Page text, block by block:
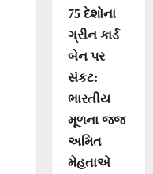
75 દેશોના
ગ્રીન કાર્ડ
બેન પર
સંકટ:
ભારતીય
મૂળના જજ
અમિત
મેહતાએ